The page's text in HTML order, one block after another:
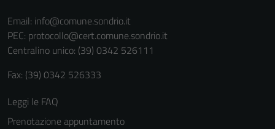
Email: info@comune.sondrio.it
PEC: protocollo@cert.comune.sondrio.it
Centralino unico: (39) 0342 526111
Fax: (39) 0342 526333
Leggi le FAQ
Prenotazione appuntamento
informazioni